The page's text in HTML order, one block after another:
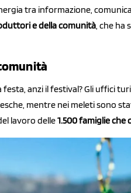
tra informazione,
e della comunità , che
festa, anzi il festival? Gli uffici
mentre nei meleti sono
lavoro delle1.500 famiglie che